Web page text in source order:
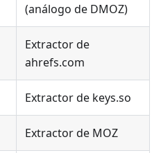
(análogo de DMOZ)
Extractor de
ahrefs.com
Extractor de keys.so
Extractor de MOZ